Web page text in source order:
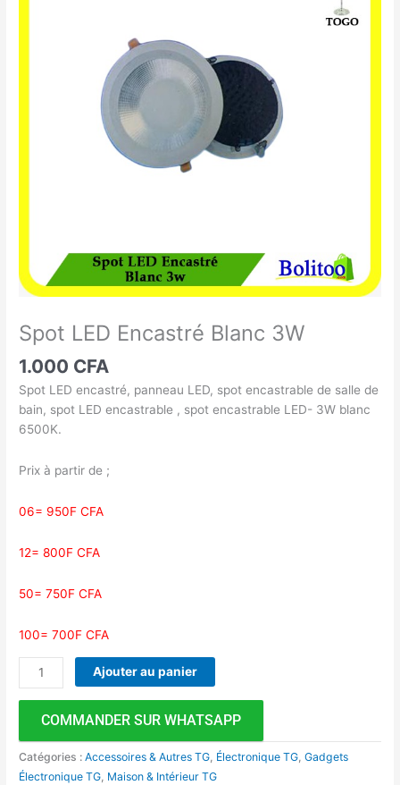
Spot LED Encastré Blanc 3W
1.000 CFA
Spot LED encastré, panneau LED, spot encastrable de salle de
bain, spot LED encastrable , spot encastrable LED- 3W blanc
6500K.
Prix à partir de ;
06= 950F CFA
12= 800F CFA
50= 750F CFA
100= 700F CFA
Ajouter au panier
COMMANDER SUR WHATSAPP
Catégories :Accessoires & Autres TG, Électronique TG,Gadgets
Électronique TG, Maison & Intérieur TG